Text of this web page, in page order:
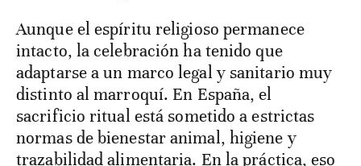
Aunque el espíritu religioso permanece
intacto, la celebración ha tenido que
adaptarse a un marco legal y sanitario muy
distinto al marroquí. En España, el
sacrificio ritual está sometido a estrictas
normas de bienestar animal, higiene y
trazabilidad alimentaria. En la práctica, eso